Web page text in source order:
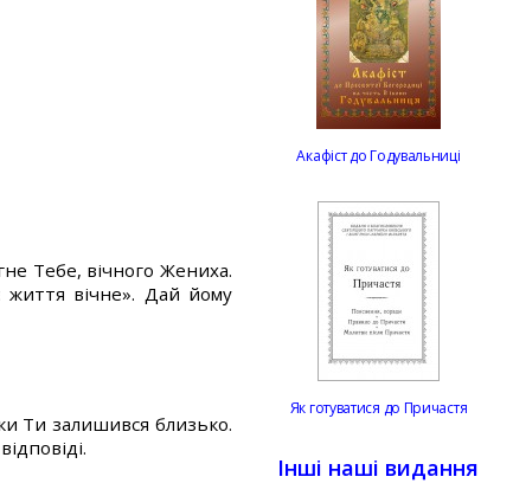
Тебе, вічного Жениха.
життя вічне». Дай йому
Ти залишився близько.
Акафіст до Годувальниці
Як готуватися до Причастя
Інші наші видання